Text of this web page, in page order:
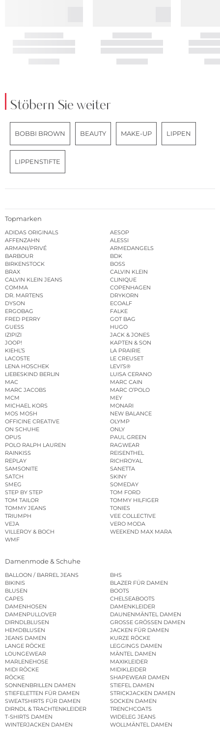
Stöbern Sie weiter
BOBBI BROWN BEAUTY MAKE-UP LIPPEN
LIPPENSTIFTE
Topmarken
ADIDAS ORIGINALS
AESOP
AFFENZAHN
ALESSI
ARMANI/PRIVÉ
ARMEDANGELS
BARBOUR
BDK
BIRKENSTOCK
BOSS
BRAX
CALVIN KLEIN
CALVIN KLEIN JEANS
CLINIQUE
COMMA
COPENHAGEN
DR. MARTENS
DRYKORN
DYSON
ECOALF
ERGOBAG
FALKE
FRED PERRY
GOT BAG
GUESS
HUGO
IZIPIZI
JACK & JONES
JOOP!
KAPTEN & SON
KIEHL’S
LA PRAIRIE
LACOSTE
LE CREUSET
LENA HOSCHEK
LEVI’S®
LIEBESKIND BERLIN
LUISA CERANO
MAC
MARC CAIN
MARC JACOBS
MARC O’POLO
MCM
MEY
MICHAEL KORS
MONARI
MOS MOSH
NEW BALANCE
OFFICINE CREATIVE
OLYMP
ON SCHUHE
ONLY
OPUS
PAUL GREEN
POLO RALPH LAUREN
RAGWEAR
RAINKISS
REISENTHEL
REPLAY
RICHROYAL
SAMSONITE
SANETTA
SATCH
SKINY
SMEG
SOMEDAY
STEP BY STEP
TOM FORD
TOM TAILOR
TOMMY HILFIGER
TOMMY JEANS
TONIES
TRIUMPH
VEE COLLECTIVE
VEJA
VERO MODA
VILLEROY & BOCH
WEEKEND MAX MARA
WMF
Damenmode & Schuhe
BALLOON / BARREL JEANS
BHS
BIKINIS
BLAZER FÜR DAMEN
BLUSEN
BOOTS
CAPES
CHELSEABOOTS
DAMENHOSEN
DAMENKLEIDER
DAMENPULLOVER
DAUNENMÄNTEL DAMEN
DIRNDLBLUSEN
GROSSE GRÖSSEN DAMEN
HEMDBLUSEN
JACKEN FÜR DAMEN
JEANS DAMEN
KURZE RÖCKE
LANGE RÖCKE
LEGGINGS DAMEN
LOUNGEWEAR
MÄNTEL DAMEN
MARLENEHOSE
MAXIKLEIDER
MIDI RÖCKE
MIDIKLEIDER
RÖCKE
SHAPEWEAR DAMEN
SONNENBRILLEN DAMEN
STIEFEL DAMEN
STIEFELETTEN FÜR DAMEN
STRICKJACKEN DAMEN
SWEATSHIRTS FÜR DAMEN
SOCKEN DAMEN
DIRNDL & TRACHTENKLEIDER
TRENCHCOATS
T-SHIRTS DAMEN
WIDELEG JEANS
WINTERJACKEN DAMEN
WOLLMÄNTEL DAMEN